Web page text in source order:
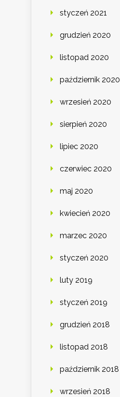
styczeń 2021
grudzień 2020
listopad 2020
październik 2020
wrzesień 2020
sierpień 2020
lipiec 2020
czerwiec 2020
maj 2020
kwiecień 2020
marzec 2020
styczeń 2020
luty 2019
styczeń 2019
grudzień 2018
listopad 2018
październik 2018
wrzesień 2018